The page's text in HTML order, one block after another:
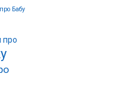
Бабу
про